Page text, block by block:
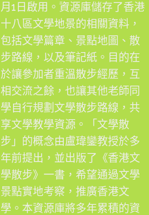
月1日啟用。資源庫儲存了香港
十八區文學地景的相關資料，
包括文學篇章、景點地圖、散
步路線，以及筆記紙。目的在
於讓參加者重溫散步經歷，互
相交流之餘，也讓其他老師同
學自行規劃文學散步路線，共
享文學教學資源。「文學散
步」的概念由盧瑋鑾教授於多
年前提出，並出版了《香港文
學散步》一書，希望通過文學
景點實地考察，推廣香港文
學。本資源庫將多年累積的資